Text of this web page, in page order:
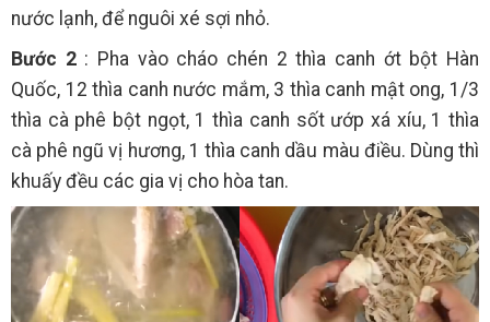
nước lạnh, để nguôi xé sợi nhỏ.
Bước 2: Pha vào cháo chén 2 thìa canh ớt bột Hàn
Quốc, 12 thìa canh nước mắm, 3 thìa canh mật ong, 1/3
thìa cà phê bột ngọt, 1 thìa canh sốt ướp xá xíu, 1 thìa
cà phê ngũ vị hương, 1 thìa canh dầu màu điều. Dùng thì
khuấy đều các gia vị cho hòa tan.